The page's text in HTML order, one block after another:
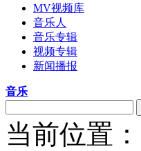
MV视频库
音乐人
音乐专辑
视频专辑
新闻播报
音乐
当前位置：